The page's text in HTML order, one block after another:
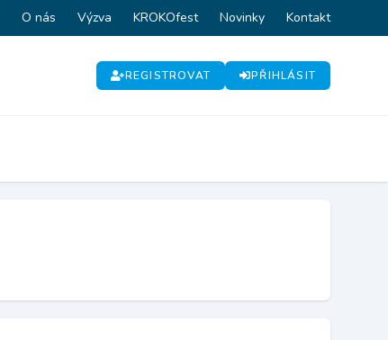
O nás Výzva KROKOfest Novinky Kontakt
REGISTROVAT PŘIHLÁSIT